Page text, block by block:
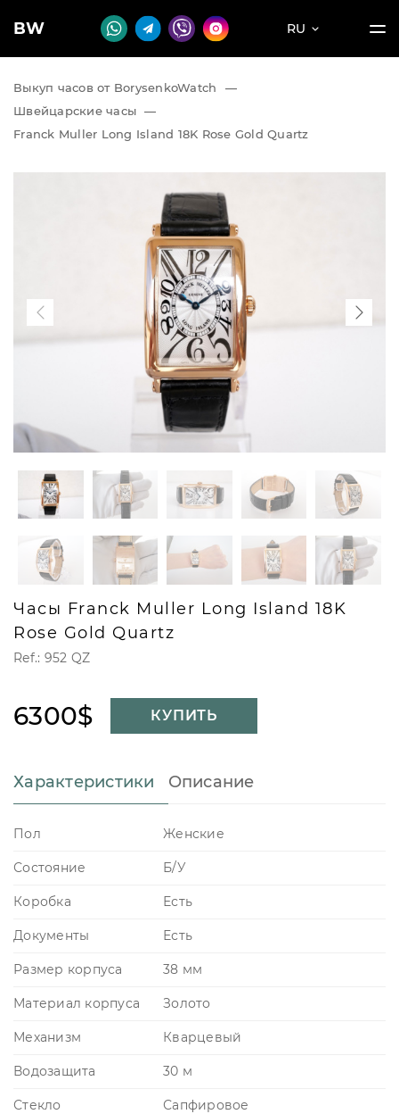
BW RU
Выкуп часов от BorysenkoWatch
—
Швейцарские часы —
Franck Muller Long Island 18K Rose Gold Quartz
Часы Franck Muller Long Island 18K
Rose Gold Quartz
Ref.: 952 QZ
6300$ КУПИТЬ
Характеристики Описание
Пол Женские
Состояние Б/У
Коробка Есть
Документы Есть
Размер корпуса 38 мм
Материал корпуса Золото
Механизм Кварцевый
Водозащита 30 м
Стекло Сапфировое